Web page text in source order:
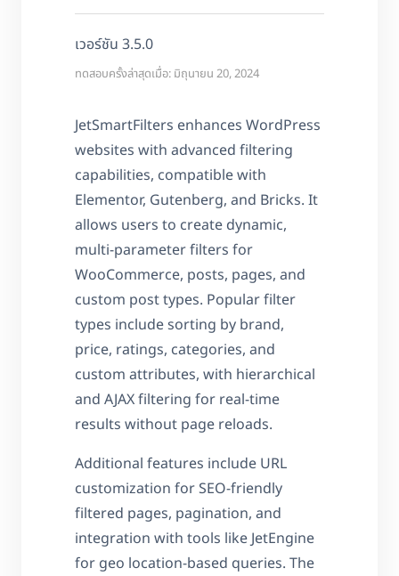
เวอร์ชัน 3.5.0
ทดสอบครั้งล่าสุดเมื่อ: มิถุนายน 20, 2024
JetSmartFilters enhances WordPress
websites with advanced filtering
capabilities, compatible with
Elementor, Gutenberg, and Bricks. It
allows users to create dynamic,
multi-parameter filters for
WooCommerce, posts, pages, and
custom post types. Popular filter
types include sorting by brand,
price, ratings, categories, and
custom attributes, with hierarchical
and AJAX filtering for real-time
results without page reloads.
Additional features include URL
customization for SEO-friendly
filtered pages, pagination, and
integration with tools like JetEngine
for geo location-based queries. The